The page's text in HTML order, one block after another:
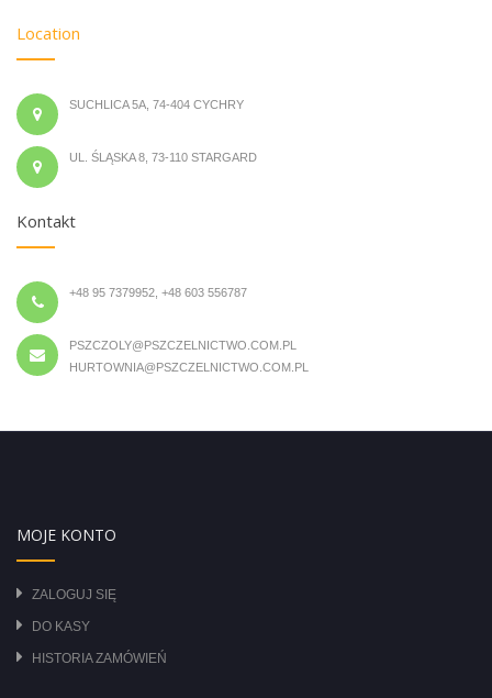
Location
SUCHLICA 5A, 74-404 CYCHRY
UL. ŚLĄSKA 8, 73-110 STARGARD
Kontakt
+48 95 7379952, +48 603 556787
PSZCZOLY@PSZCZELNICTWO.COM.PL
HURTOWNIA@PSZCZELNICTWO.COM.PL
MOJE KONTO
ZALOGUJ SIĘ
DO KASY
HISTORIA ZAMÓWIEŃ